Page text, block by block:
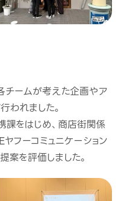
チームが考えた企画やア
われました。
課をはじめ、商店街関係
フーコミュニケーション
案を評価しました。